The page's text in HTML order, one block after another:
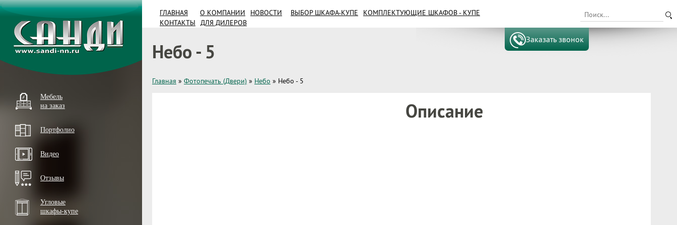
Мебель
на заказ
Портфолио
Видео
Отзывы
Угловые
шкафы-купе
ГЛАВНАЯ О КОМПАНИИ НОВОСТИ ВЫБОР ШКАФА-КУПЕ
КОМПЛЕКТУЮЩИЕ ШКАФОВ - КУПЕ
КОНТАКТЫ
ДЛЯ ДИЛЕРОВ
Заказать звонок
Небо - 5
Главная » Фотопечать (Двери) » Небо » Небо - 5
Описание